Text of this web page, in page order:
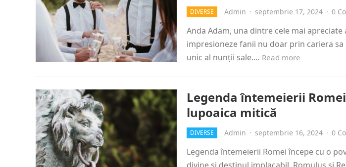
DIVERSE Admin · septembrie 17, 2024 · 0
Anda Adam, una dintre cele mai
impresioneze fanii nu doar prin cariera
unic al nunții sale.… Read more
Legenda întemeierii
lupoaica mitică
DIVERSE Admin · septembrie 16, 2024 · 0
Legenda întemeierii Romei începe cu o